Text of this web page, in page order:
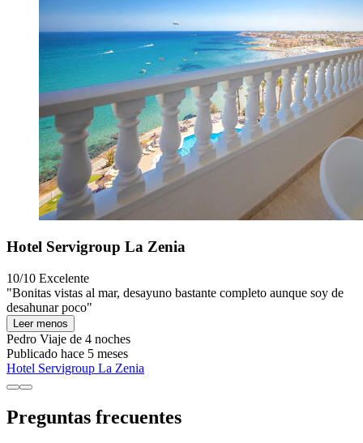
Hotel Servigroup La Zenia
10/10 Excelente
"Bonitas vistas al mar, desayuno bastante completo aunque soy de
desahunar poco"
Leer menos
Pedro Viaje de 4 noches
Publicado hace 5 meses
Hotel Servigroup La Zenia
Preguntas frecuentes